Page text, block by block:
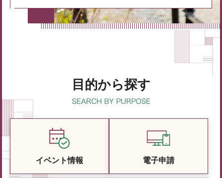
目的から探す
イベント情報 電子申請